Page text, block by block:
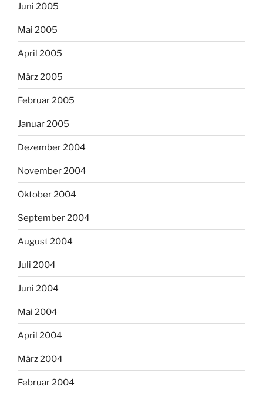
Juni 2005
Mai 2005
April 2005
März 2005
Februar 2005
Januar 2005
Dezember 2004
November 2004
Oktober 2004
September 2004
August 2004
Juli 2004
Juni 2004
Mai 2004
April 2004
März 2004
Februar 2004